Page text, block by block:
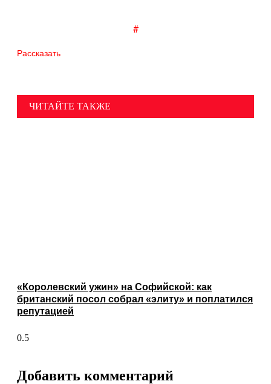
#
Рассказать
ЧИТАЙТЕ ТАКЖЕ
«Королевский ужин» на Софийской: как
британский посол собрал «элиту» и поплатился
репутацией
Добавить комментарий